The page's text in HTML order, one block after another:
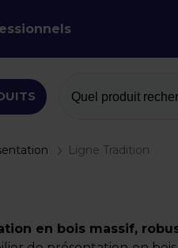
Quel produit
Ligne Tradition
en bois massif,